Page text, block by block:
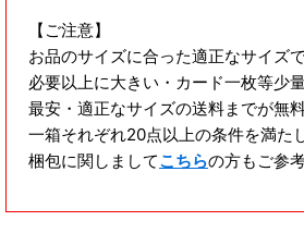
【ご注意】
お品のサイズに合った適正なサイズ
必要以上に大きい・カード一枚等少
最安・適正なサイズの送料までが無
一箱それぞれ20点以上の条件を満た
梱包に関しましてこちらの方もご参